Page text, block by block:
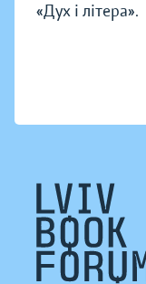
«Дух і літера».